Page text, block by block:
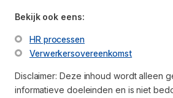
Bekijk ook eens:
HR processen
Verwerkersovereenkomst
Disclaimer: Deze inhoud wordt alleen
informatieve doeleinden en is niet